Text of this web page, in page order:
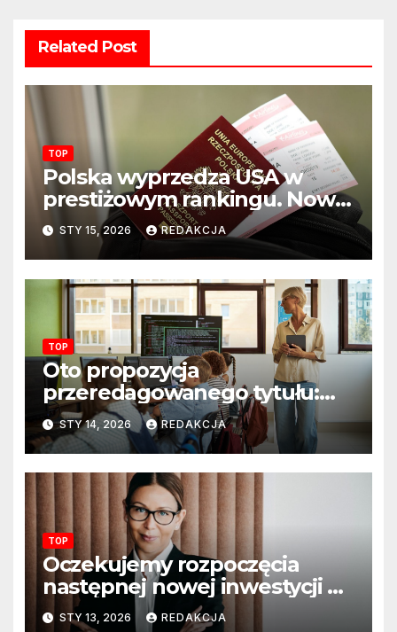
Related Post
TOP
Polska wyprzedza USA w
prestiżowym rankingu. Nowy
układ sił na świecie?
STY 15, 2026 REDAKCJA
TOP
Oto propozycja
przeredagowanego tytułu:
Resort edukacji szkoli
nauczycieli z wykorzystania
sztucznej inteligencji. AI
pojawi się na zajęciach
szkolnych
STY 14, 2026 REDAKCJA
TOP
Oczekujemy rozpoczęcia
następnej nowej inwestycji w
ciągu najbliższego półrocza
STY 13, 2026 REDAKCJA